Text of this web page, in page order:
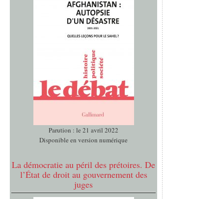
Parution : le 21 avril 2022
Disponible en version numérique
La démocratie au péril des prétoires. De
l’État de droit au gouvernement des
juges